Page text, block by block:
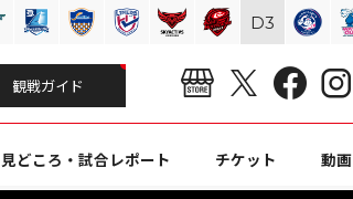
観戦ガイド
見どころ・試合レポート チケット 動画
D3